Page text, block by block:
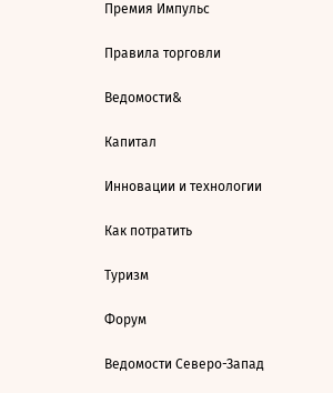
Премия Импульс
Правила торговли
Ведомости&
Капитал
Инновации и технологии
Как потратить
Туризм
Форум
Ведомости Северо-Запад